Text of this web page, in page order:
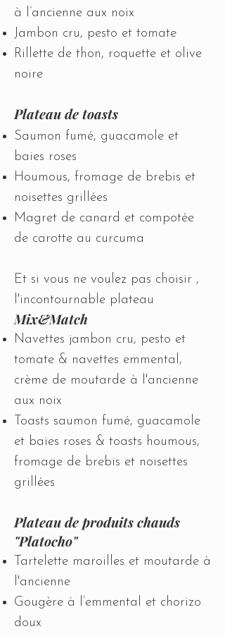
à l’ancienne aux noix
Jambon cru, pesto et tomate
Rillette de thon, roquette et olive
noire​
Plateau de toasts
Saumon fumé, guacamole et
baies roses
Houmous, fromage de brebis et
noisettes grillées
Magret de canard et compotée
de carotte au curcuma​​
​Et si vous ne voulez pas choisir ,
l'incontournable plateau
Mix&Match
Navettes jambon cru, pesto et
tomate & navettes emmental,
crème de moutarde à l'ancienne
aux noix
Toasts saumon fumé, guacamole
et baies roses & toasts houmous,
fromage de brebis et noisettes
grillées​
Plateau de produits chauds
"Platocho"
Tartelette maroilles et moutarde à
l'ancienne
Gougère à l’emmental et chorizo
doux